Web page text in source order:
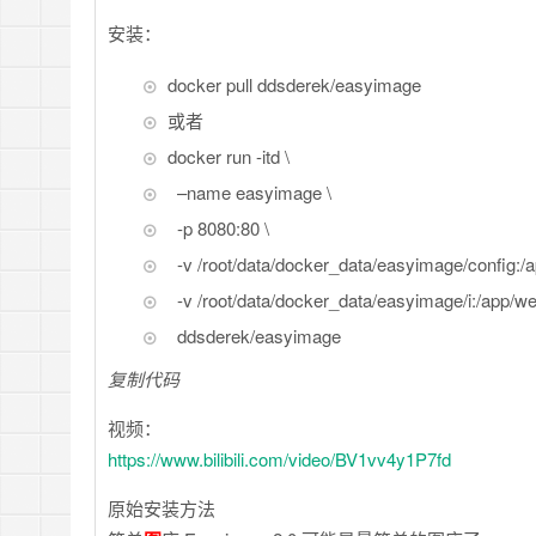
安装：
docker pull ddsderek/easyimage
或者
docker run -itd \
–name easyimage \
-p 8080:80 \
-v /root/data/docker_data/easyimage/config:/
-v /root/data/docker_data/easyimage/i:/app/
ddsderek/easyimage
复制代码
视频：
https://www.bilibili.com/video/BV1vv4y1P7fd
原始安装方法